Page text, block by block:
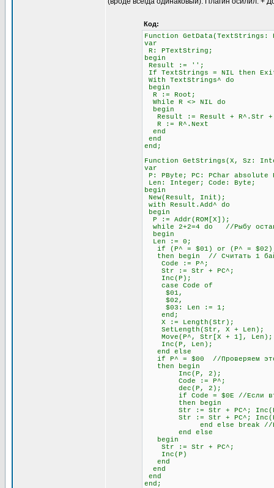
Код:
Function
var
R: PTextString;
begin
Result := '';
If TextStrings = NIL then
With TextStrings^ do
begin
R := Root;
While R <> NIL do
begin
Result := Result + R^.Str +
R := R^.Next
end
end
end;
Function GetStrings(X, Sz:
var
P: PByte; PC: PChar absolute
Len: Integer; Code: Byte;
begin
New(Result, Init);
with Result.Add^ do
begin
P := Addr(ROM[X]);
while 2+2=4 do //Рыбу
begin
Len := 0;
if (P^ = $01) or (P^ = $02)
then begin // Считать 1
Code := P^;
Str := Str + PC^;
Inc(P);
case Code of
$01,
$02,
$03: Len := 1;
end;
X := Length(Str);
SetLength(Str, X + Len);
Move(P^, Str[X + 1], Len);
Inc(P, Len);
end else
if P^ = $00 //Проверяем
then begin
Inc(P, 2);
Code := P^;
dec(P, 2);
if Code = $0E //Если второй
then begin
Str := Str + PC^;
Str := Str + PC^;
end else break //Если
end else
begin
Str := Str + PC^;
Inc(P)
end
end
end
end;